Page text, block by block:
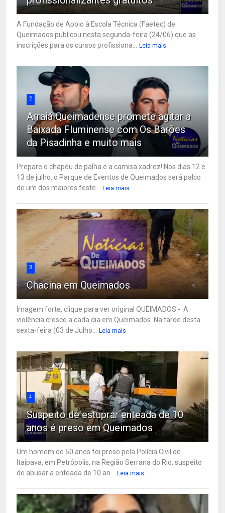
A Fundação de Apoio à Escola Técnica (Faetec) de
Queimados publicou nesta segunda-feira (24/06) que as
inscrições para os cursos profissiona...
Leia mais
2
Arraiá Queimadense promete agitar a
Baixada Fluminense com Os Barões
da Pisadinha e muito mais
Prepare o chapéu de palha e a camisa xadrez! Nos dias 12 e
13 de julho, o Parque de Eventos de Queimados será palco
de um dos maiores feste...
Leia mais
3
Chacina em Queimados
Imagem forte, clique para ver original QUEIMADOS - A
violência cresce a cada dia em Queimados. Na tarde desta
sexta-feira (03 de Julho...
Leia mais
4
Suspeito de estuprar enteada de 10
anos é preso em Queimados
Um homem de 50 anos foi preso pela Polícia Civil de
Itaipava, em Petrópolis, na Região Serrana do Rio, suspeito
de abusar a enteada de 10 an...
Leia mais